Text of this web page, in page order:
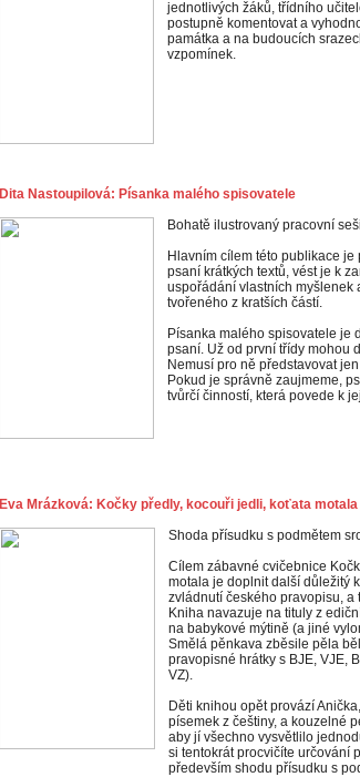
jednotlivých žáků, třídního
postupně komentovat a
památka a na budoucích
vzpomínek.
Dita Nastoupilová: Písanka malého spisovatele
Bohatě ilustrovaný pracovní
Hlavním cílem této publikace
psaní krátkých textů, vést je k
uspořádání vlastních myšlenek
tvořeného z kratších částí.
Písanka malého spisovatele je
psaní. Už od první třídy mohou
Nemusí pro ně představovat
Pokud je správně zaujmeme,
tvůrčí činností, která povede k
Eva Mrázková: Kočky předly, kocouři jedli, koťata motala
Shoda přísudku s podmětem
Cílem zábavné cvičebnice
motala je doplnit další důležitý
zvládnutí českého pravopisu,
Kniha navazuje na tituly z
na babykové mýtině (a jiné
Smělá pěnkava zběsile pěla
pravopisné hrátky s BJE, VJE,
VZ).
Děti knihou opět provází
písemek z češtiny, a kouzelné
aby jí všechno vysvětlilo
si tentokrát procvičíte určování
především shodu přísudku s